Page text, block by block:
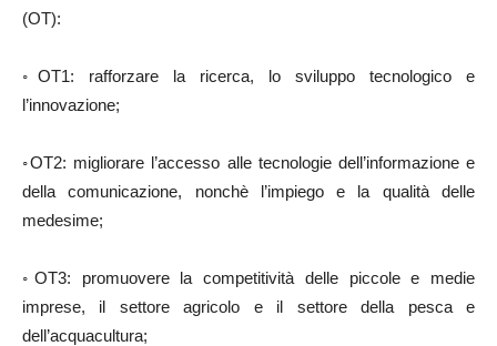
(OT):
◦OT1: rafforzare la ricerca, lo sviluppo tecnologico e
l’innovazione;
◦OT2: migliorare l’accesso alle tecnologie dell’informazione e
della comunicazione, nonchè l’impiego e la qualità delle
medesime;
◦OT3: promuovere la competitività delle piccole e medie
imprese, il settore agricolo e il settore della pesca e
dell’acquacultura;